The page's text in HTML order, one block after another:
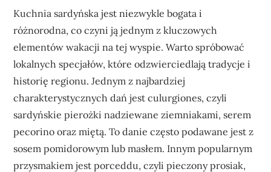
Kuchnia sardyńska jest niezwykle bogata i
różnorodna, co czyni ją jednym z kluczowych
elementów wakacji na tej wyspie. Warto spróbować
lokalnych specjałów, które odzwierciedlają tradycje i
historię regionu. Jednym z najbardziej
charakterystycznych dań jest culurgiones, czyli
sardyńskie pierożki nadziewane ziemniakami, serem
pecorino oraz miętą. To danie często podawane jest z
sosem pomidorowym lub masłem. Innym popularnym
przysmakiem jest porceddu, czyli pieczony prosiak,